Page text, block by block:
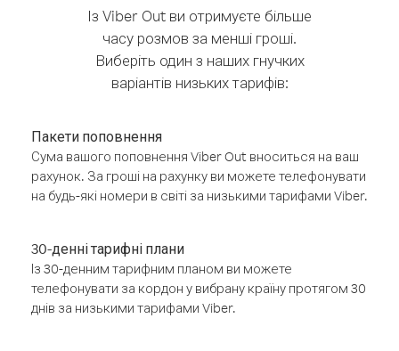
Із Viber Out ви отримуєте більше
часу розмов за менші гроші.
Виберіть один з наших гнучких
варіантів низьких тарифів:
Пакети поповнення
Сума вашого поповнення Viber Out вноситься на ваш
рахунок. За гроші на рахунку ви можете телефонувати
на будь-які номери в світі за низькими тарифами Viber.
30-денні тарифні плани
Із 30-денним тарифним планом ви можете
телефонувати за кордон у вибрану країну протягом 30
днів за низькими тарифами Viber.